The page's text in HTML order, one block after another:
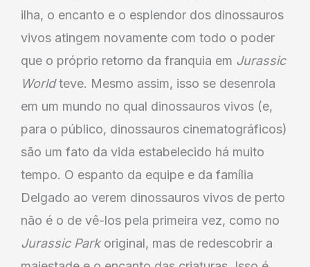
ilha, o encanto e o esplendor dos dinossauros
vivos atingem novamente com todo o poder
que o próprio retorno da franquia em Jurassic
Worldteve. Mesmo assim, isso se desenrola
em um mundo no qual dinossauros vivos (e,
para o público, dinossauros cinematográficos)
são um fato da vida estabelecido há muito
tempo. O espanto da equipe e da família
Delgado ao verem dinossauros vivos de perto
não é o de vê-los pela primeira vez, como no
Jurassic Parkoriginal, mas de redescobrir a